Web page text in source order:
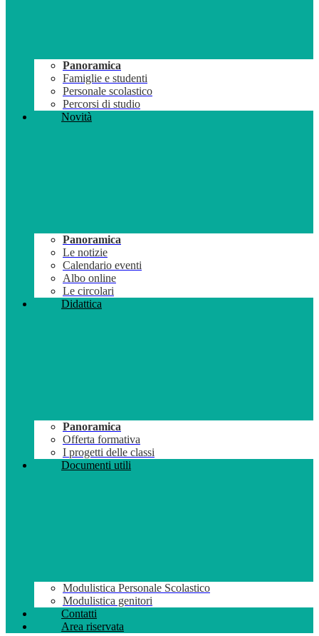
Panoramica
Famiglie e studenti
Personale scolastico
Percorsi di studio
Novità
Panoramica
Le notizie
Calendario eventi
Albo online
Le circolari
Didattica
Panoramica
Offerta formativa
I progetti delle classi
Documenti utili
Modulistica Personale Scolastico
Modulistica genitori
Contatti
Area riservata